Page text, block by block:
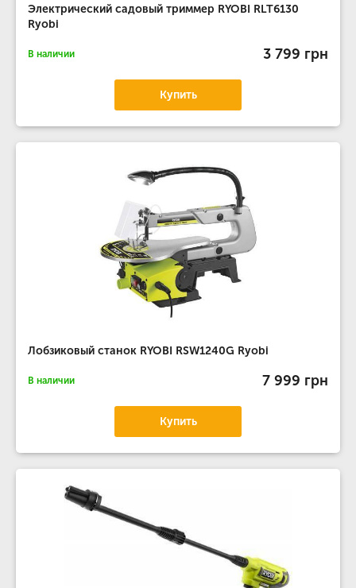
Электрический садовый триммер RYOBI RLT6130
Ryobi
В наличии 3 799 грн
Купить
Лобзиковый станок RYOBI RSW1240G Ryobi
В наличии 7 999 грн
Купить